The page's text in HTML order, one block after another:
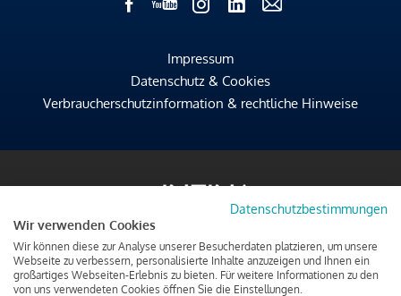
Impressum
Datenschutz & Cookies
Verbraucherschutzinformation & rechtliche Hinweise
Datenschutzbestimmungen
Wir verwenden Cookies
Wir können diese zur Analyse unserer Besucherdaten platzieren, um unsere
Webseite zu verbessern, personalisierte Inhalte anzuzeigen und Ihnen ein
großartiges Webseiten-Erlebnis zu bieten. Für weitere Informationen zu den
von uns verwendeten Cookies öffnen Sie die Einstellungen.